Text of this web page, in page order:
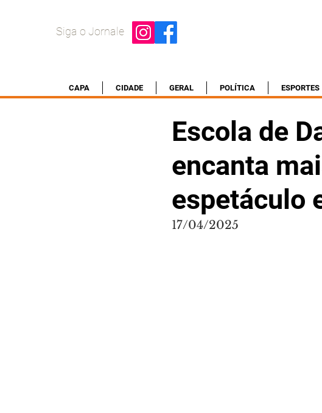
Siga o Jornale
CAPA CIDADE GERAL POLÍTICA ESPORTES
Escola de
encanta
espetáculo
17/04/2025